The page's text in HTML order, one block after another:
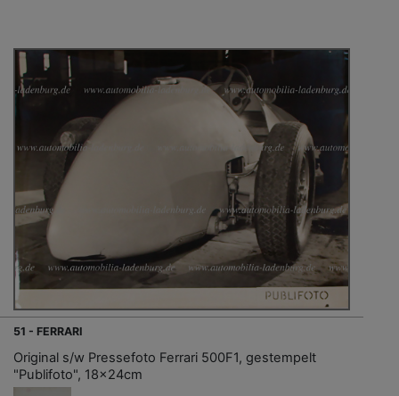
51 - FERRARI
Original s/w Pressefoto Ferrari 500F1, gestempelt
"Publifoto", 18x24cm